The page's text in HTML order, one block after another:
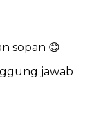
sopan 😊
jawab